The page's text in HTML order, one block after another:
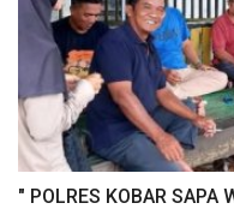
" POLRES KOBAR SAPA